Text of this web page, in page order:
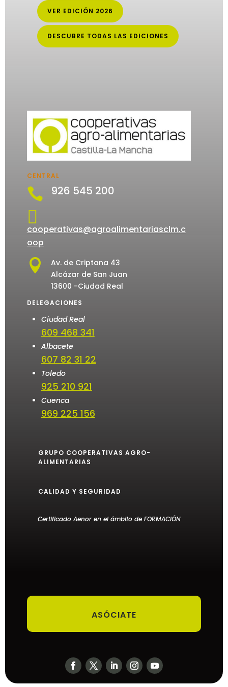
VER EDICIÓN 2026
DESCUBRE TODAS LAS EDICIONES
CENTRAL
 926 545 200

cooperativas@agroalimentariasclm.c
oop

Av. de Criptana 43
Alcázar de San Juan
13600 -Ciudad Real
DELEGACIONES
Ciudad Real
609 468 341
Albacete
607 82 31 22
Toledo
925 210 921
Cuenca
969 225 156
GRUPO COOPERATIVAS AGRO-
ALIMENTARIAS
CALIDAD Y SEGURIDAD
Certificado Aenor en el ámbito de FORMACIÓN
ASÓCIATE